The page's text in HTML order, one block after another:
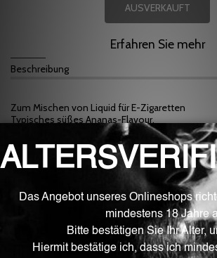
AUSVERKAUFT
Erfahren Sie mehr
Beschreibung
Zum Mischen von Liquid für E-Zigaretten
Typisches süßes Ananas-Flavour.
Mischen bei ca. 4%.-6%
Fluid ist beste Qualität aus dem Schweizer
Unsere Fluid Aromen werden unter größter
sterilen Laborbedingungen in Deutschland
und vollautomatisiert abgefüllt. Sie enthalten
Zutaten, die von der EU für die
zugelassen sind und von der EFSA (European
überwacht werden. Die Flaschen sind
Pharmaindustrie, Kindergesichert und EU
Neben der hohen Reinheit und Qualität
mit sehr klaren, kräftigen und natürlichen